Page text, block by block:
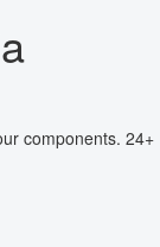
components. 24+